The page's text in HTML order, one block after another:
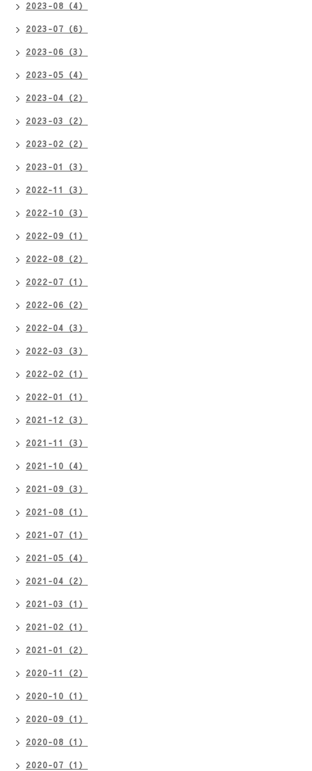
2023-08（4）
2023-07（6）
2023-06（3）
2023-05（4）
2023-04（2）
2023-03（2）
2023-02（2）
2023-01（3）
2022-11（3）
2022-10（3）
2022-09（1）
2022-08（2）
2022-07（1）
2022-06（2）
2022-04（3）
2022-03（3）
2022-02（1）
2022-01（1）
2021-12（3）
2021-11（3）
2021-10（4）
2021-09（3）
2021-08（1）
2021-07（1）
2021-05（4）
2021-04（2）
2021-03（1）
2021-02（1）
2021-01（2）
2020-11（2）
2020-10（1）
2020-09（1）
2020-08（1）
2020-07（1）